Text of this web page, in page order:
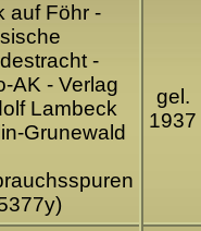
auf Föhr -
-
AK - Verlag
Lambeck
Grunewald
gel.
1937